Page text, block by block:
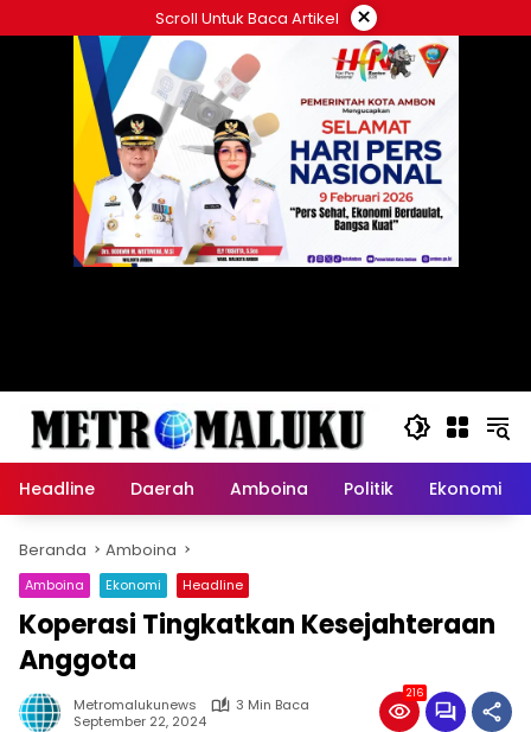
ke
Scroll Untuk Baca Artikel ×
Headline Daerah Amboina Politik Ekonomi
Beranda Amboina
Amboina Ekonomi Headline
Koperasi Tingkatkan Kesejahteraan
Anggota
Metromalukunews
3 Min Baca
September 22, 2024
216